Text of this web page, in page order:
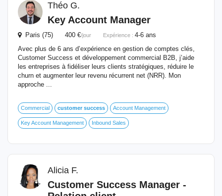
Théo G.
Key Account Manager
Paris (75) 400 €/jour Expérience : 4-6 ans
Avec plus de 6 ans d’expérience en gestion de comptes clés,
Customer Success et développement commercial B2B, j’aide
les entreprises à fidéliser leurs clients stratégiques, réduire le
churn et augmenter leur revenu récurrent net (NRR). Mon
approche ...
Commercial customer success Account Management
Key Account Management Inbound Sales
Alicia F.
Customer Success Manager -